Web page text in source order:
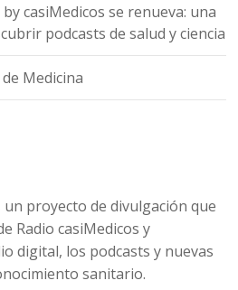
casiMedicos se renueva: una
podcasts de salud y ciencia
Medicina
un proyecto de divulgación que
Radio casiMedicos y
digital, los podcasts y nuevas
sanitario.